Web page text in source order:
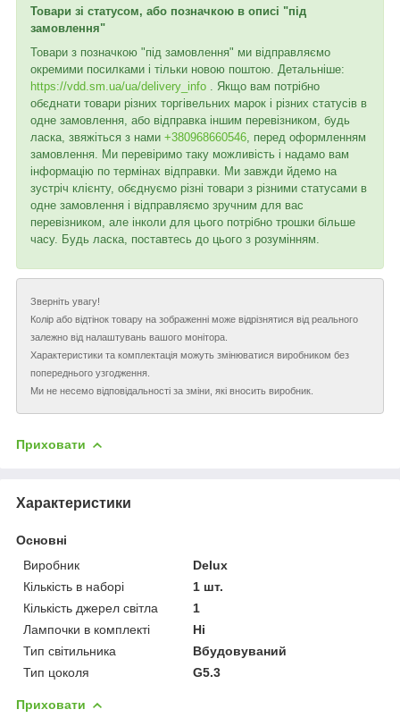
Товари зі статусом, або позначкою в описі "під
замовлення"
Товари з позначкою "під замовлення" ми відправляємо
окремими посилками і тільки новою поштою. Детальніше:
https://vdd.sm.ua/ua/delivery_info . Якщо вам потрібно
обєднати товари різних торгівельних марок і різних статусів в
одне замовлення, або відправка іншим перевізником, будь
ласка, звяжіться з нами +380968660546 , перед оформленням
замовлення. Ми перевіримо таку можливість і надамо вам
інформацію по термінах відправки. Ми завжди йдемо на
зустріч клієнту, обєднуємо різні товари з різними статусами в
одне замовлення і відправляємо зручним для вас
перевізником, але інколи для цього потрібно трошки більше
часу. Будь ласка, поставтесь до цього з розумінням.
Зверніть увагу!
Колір або відтінок товару на зображенні може відрізнятися від реального
залежно від налаштувань вашого монітора.
Характеристики та комплектація можуть змінюватися виробником без
попереднього узгодження.
Ми не несемо відповідальності за зміни, які вносить виробник.
Приховати
Характеристики
Основні
Виробник
Delux
Кількість в наборі
1 шт.
Кількість джерел світла
1
Лампочки в комплекті
Ні
Тип світильника
Вбудовуваний
Тип цоколя
G5.3
Приховати